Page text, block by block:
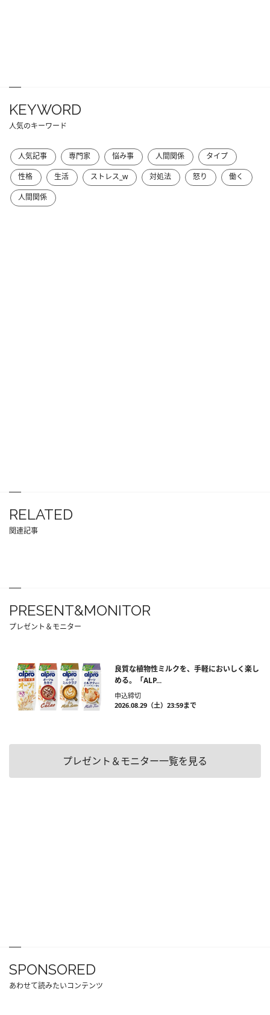
KEYWORD
人気のキーワード
人気記事 専門家 悩み事 人間関係
タイプ
性格
生活 ストレス_w 対処法 怒り
働く
人間関係
RELATED
関連記事
PRESENT&MONITOR
プレゼント＆モニター
良質な植物性ミルクを、手軽においしく楽し
める。「ALP...
申込締切
2026.08.29（土）23:59まで
プレゼント＆モニター一覧を見る
SPONSORED
あわせて読みたいコンテンツ